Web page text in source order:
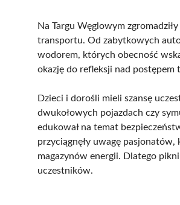
Na Targu Węglowym
transportu. Od zabytkowych
wodorem, których obecność
okazję do refleksji nad postępem
Dzieci i dorośli mieli szansę
dwukołowych pojazdach czy
edukował na temat
przyciągnęły uwagę
magazynów energii. Dlatego
uczestników.